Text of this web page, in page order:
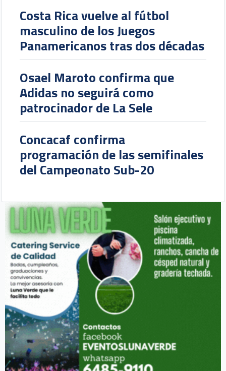
Costa Rica vuelve al fútbol
masculino de los Juegos
Panamericanos tras dos décadas
Osael Maroto confirma que
Adidas no seguirá como
patrocinador de La Sele
Concacaf confirma
programación de las semifinales
del Campeonato Sub-20